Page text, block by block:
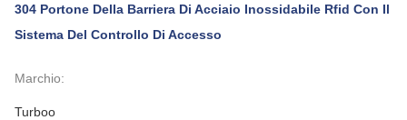
304 Portone Della Barriera Di Acciaio Inossidabile Rfid Con Il
Sistema Del Controllo Di Accesso
Marchio:
Turboo